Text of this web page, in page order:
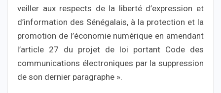
veiller aux respects de la liberté d’expression et
d’information des Sénégalais, à la protection et la
promotion de l’économie numérique en amendant
l’article 27 du projet de loi portant Code des
communications électroniques par la suppression
de son dernier paragraphe ».